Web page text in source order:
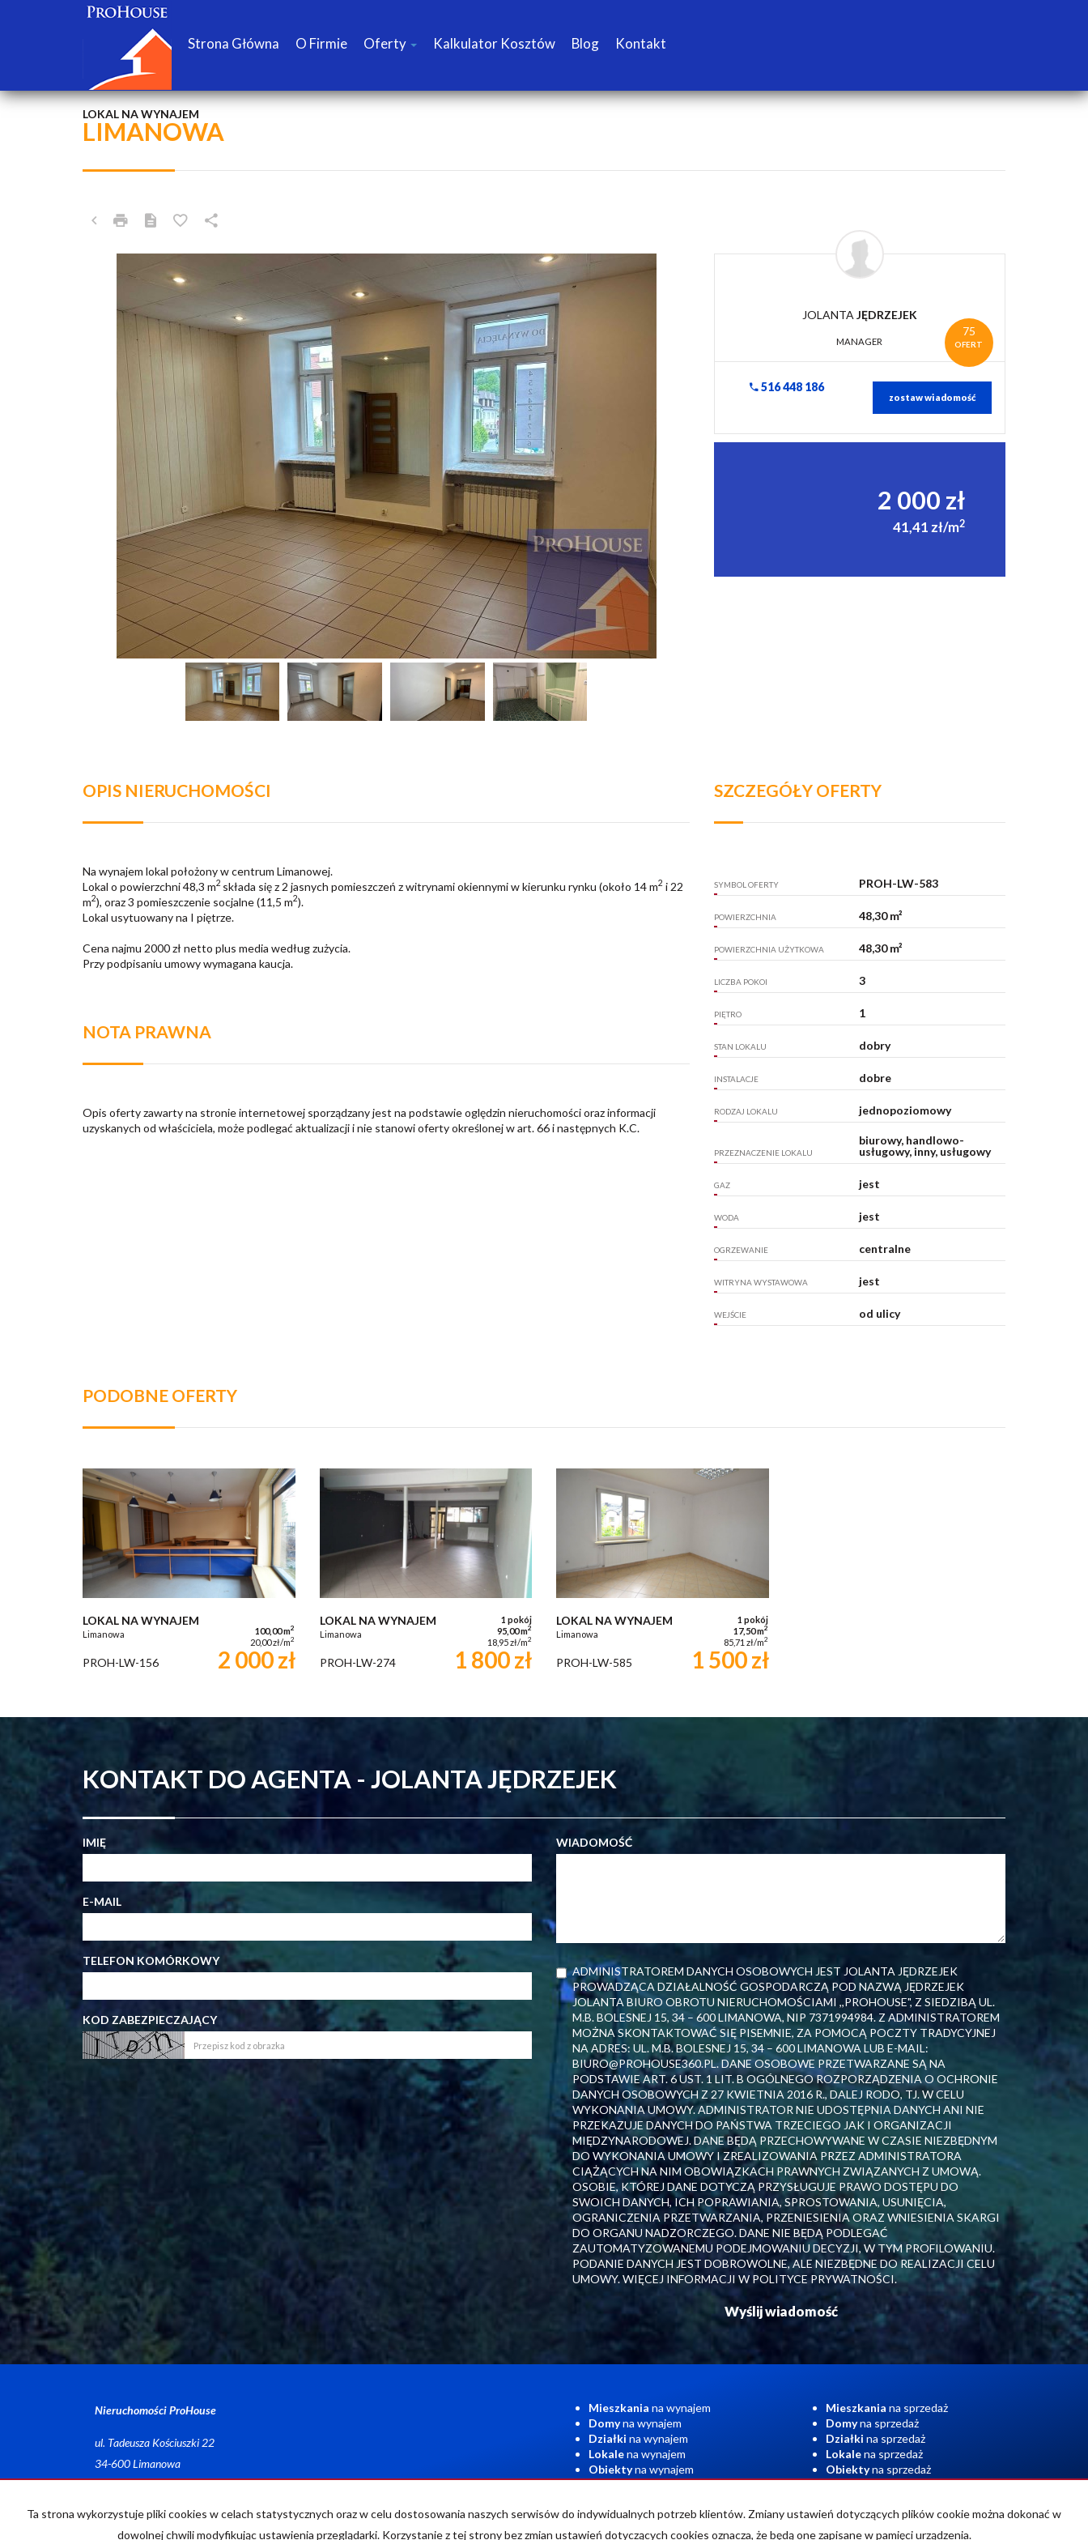
Strona Główna O Firmie Oferty Kalkulator Kosztów Blog Kontakt
LIMANOWA
LOKAL NA WYNAJEM
75
OFERT
JOLANTA JĘDRZEJEK
MANAGER
516 448 186
zostaw wiadomość
2 000 zł
41,41 zł/m2
OPIS NIERUCHOMOŚCI
Na wynajem lokal położony w centrum Limanowej.
Lokal o powierzchni 48,3 m2 składa się z 2 jasnych pomieszczeń z witrynami okiennymi w kierunku rynku (około 14 m2 i 22
m2), oraz 3 pomieszczenie socjalne (11,5 m2).
Lokal usytuowany na I piętrze.
Cena najmu 2000 zł netto plus media według zużycia.
Przy podpisaniu umowy wymagana kaucja.
NOTA PRAWNA
Opis oferty zawarty na stronie internetowej sporządzany jest na podstawie oględzin nieruchomości oraz informacji
uzyskanych od właściciela, może podlegać aktualizacji i nie stanowi oferty określonej w art. 66 i następnych K.C.
SZCZEGÓŁY OFERTY
SYMBOL OFERTY PROH-LW-583
POWIERZCHNIA 48,30 m²
POWIERZCHNIA UŻYTKOWA 48,30 m²
LICZBA POKOI 3
PIĘTRO 1
STAN LOKALU dobry
INSTALACJE dobre
RODZAJ LOKALU jednopoziomowy
PRZEZNACZENIE LOKALU
biurowy, handlowo-
usługowy, inny, usługowy
GAZ jest
WODA jest
OGRZEWANIE centralne
WITRYNA WYSTAWOWA jest
WEJŚCIE od ulicy
PODOBNE OFERTY
LOKAL NA WYNAJEM
Limanowa 100,00 m2
20,00 zł/m2
PROH-LW-156 2 000 zł
LOKAL NA WYNAJEM
Limanowa
1 pokój
95,00 m2
18,95 zł/m2
PROH-LW-274 1 800 zł
LOKAL NA WYNAJEM
Limanowa
1 pokój
17,50 m2
85,71 zł/m2
PROH-LW-585 1 500 zł
KONTAKT DO AGENTA - JOLANTA JĘDRZEJEK
IMIĘ
E-MAIL
TELEFON KOMÓRKOWY
KOD ZABEZPIECZAJĄCY
WIADOMOŚĆ
ADMINISTRATOREM DANYCH OSOBOWYCH JEST JOLANTA JĘDRZEJEK
PROWADZĄCA DZIAŁALNOŚĆ GOSPODARCZĄ POD NAZWĄ JĘDRZEJEK
JOLANTA BIURO OBROTU NIERUCHOMOŚCIAMI ,,PROHOUSE", Z SIEDZIBĄ UL.
M.B. BOLESNEJ 15, 34 – 600 LIMANOWA, NIP 7371994984. Z ADMINISTRATOREM
MOŻNA SKONTAKTOWAĆ SIĘ PISEMNIE, ZA POMOCĄ POCZTY TRADYCYJNEJ
NA ADRES: UL. M.B. BOLESNEJ 15, 34 – 600 LIMANOWA LUB E-MAIL:
BIURO@PROHOUSE360.PL. DANE OSOBOWE PRZETWARZANE SĄ NA
PODSTAWIE ART. 6 UST. 1 LIT. B OGÓLNEGO ROZPORZĄDZENIA O OCHRONIE
DANYCH OSOBOWYCH Z 27 KWIETNIA 2016 R., DALEJ RODO, TJ. W CELU
WYKONANIA UMOWY. ADMINISTRATOR NIE UDOSTĘPNIA DANYCH ANI NIE
PRZEKAZUJE DANYCH DO PAŃSTWA TRZECIEGO JAK I ORGANIZACJI
MIĘDZYNARODOWEJ. DANE BĘDĄ PRZECHOWYWANE W CZASIE NIEZBĘDNYM
DO WYKONANIA UMOWY I ZREALIZOWANIA PRZEZ ADMINISTRATORA
CIĄŻĄCYCH NA NIM OBOWIĄZKACH PRAWNYCH ZWIĄZANYCH Z UMOWĄ.
OSOBIE, KTÓREJ DANE DOTYCZĄ PRZYSŁUGUJE PRAWO DOSTĘPU DO
SWOICH DANYCH, ICH POPRAWIANIA, SPROSTOWANIA, USUNIĘCIA,
OGRANICZENIA PRZETWARZANIA, PRZENIESIENIA ORAZ WNIESIENIA SKARGI
DO ORGANU NADZORCZEGO. DANE NIE BĘDĄ PODLEGAĆ
ZAUTOMATYZOWANEMU PODEJMOWANIU DECYZJI, W TYM PROFILOWANIU.
PODANIE DANYCH JEST DOBROWOLNE, ALE NIEZBĘDNE DO REALIZACJI CELU
UMOWY. WIĘCEJ INFORMACJI W POLITYCE PRYWATNOŚCI.
Nieruchomości ProHouse
ul. Tadeusza Kościuszki 22
34-600 Limanowa
Mieszkania na wynajem
Domyna wynajem
Działki na wynajem
Lokalena wynajem
Obiektyna wynajem
Mieszkania na sprzedaż
Domyna sprzedaż
Działki na sprzedaż
Lokalena sprzedaż
Obiektyna sprzedaż
Ta strona wykorzystuje pliki cookies w celach statystycznych oraz w celu dostosowania naszych serwisów do indywidualnych potrzeb klientów. Zmiany ustawień dotyczących plików cookie można dokonać w
dowolnej chwili modyfikując ustawienia przeglądarki. Korzystanie z tej strony bez zmian ustawień dotyczących cookies oznacza, że będą one zapisane w pamięci urządzenia.